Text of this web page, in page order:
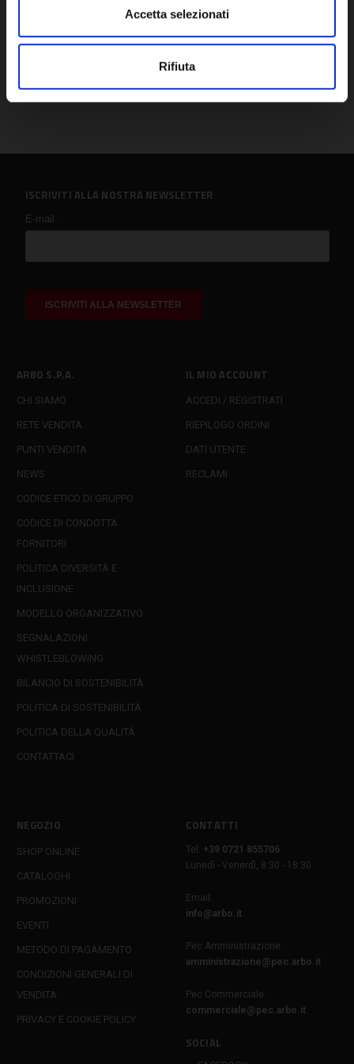
Accetta selezionati
Rifiuta
ARBO S.P.A.
CHI SIAMO
RETE VENDITA
PUNTI VENDITA
NEWS
CODICE ETICO DI GRUPPO
CODICE DI CONDOTTA
FORNITORI
POLITICA DIVERSITÀ E
INCLUSIONE
MODELLO ORGANIZZATIVO
SEGNALAZIONI
WHISTLEBLOWING
BILANCIO DI SOSTENIBILITÀ
POLITICA DI SOSTENIBILITÀ
POLITICA DELLA QUALITÀ
CONTATTACI
IL MIO ACCOUNT
ACCEDI / REGISTRATI
RIEPILOGO ORDINI
DATI UTENTE
RECLAMI
NEGOZIO
SHOP ONLINE
CATALOGHI
PROMOZIONI
EVENTI
METODO DI PAGAMENTO
CONDIZIONI GENERALI DI
VENDITA
PRIVACY E COOKIE POLICY
CONTATTI
Tel:
+39 0721 855706
Lunedì - Venerdì, 8:30 - 18:30
Email:
info@arbo.it
Pec Amministrazione:
amministrazione@pec.arbo.it
Pec Commerciale:
commerciale@pec.arbo.it
SOCIAL
ISCRIVITI ALLA NOSTRA NEWSLETTER